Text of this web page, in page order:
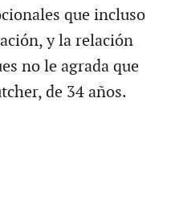
que incluso
y la relación
no le agrada que
de 34 años.